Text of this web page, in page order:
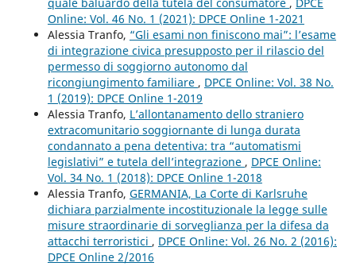
Online: Vol. 46 No. 1 (2021): DPCE Online 1-2021
Alessia Tranfo, “Gli esami non finiscono mai”: l’esame
di integrazione civica presupposto per il rilascio del
permesso di soggiorno autonomo dal
ricongiungimento familiare , DPCE Online: Vol. 38 No.
1 (2019): DPCE Online 1-2019
Alessia Tranfo, L’allontanamento dello straniero
extracomunitario soggiornante di lunga durata
condannato a pena detentiva: tra “automatismi
legislativi” e tutela dell’integrazione , DPCE Online:
Vol. 34 No. 1 (2018): DPCE Online 1-2018
Alessia Tranfo, GERMANIA, La Corte di Karlsruhe
dichiara parzialmente incostituzionale la legge sulle
misure straordinarie di sorveglianza per la difesa da
attacchi terroristici , DPCE Online: Vol. 26 No. 2 (2016):
DPCE Online 2/2016